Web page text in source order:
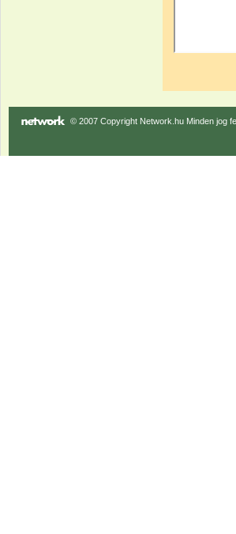
© 2007 Copyright Network.hu Minden jog